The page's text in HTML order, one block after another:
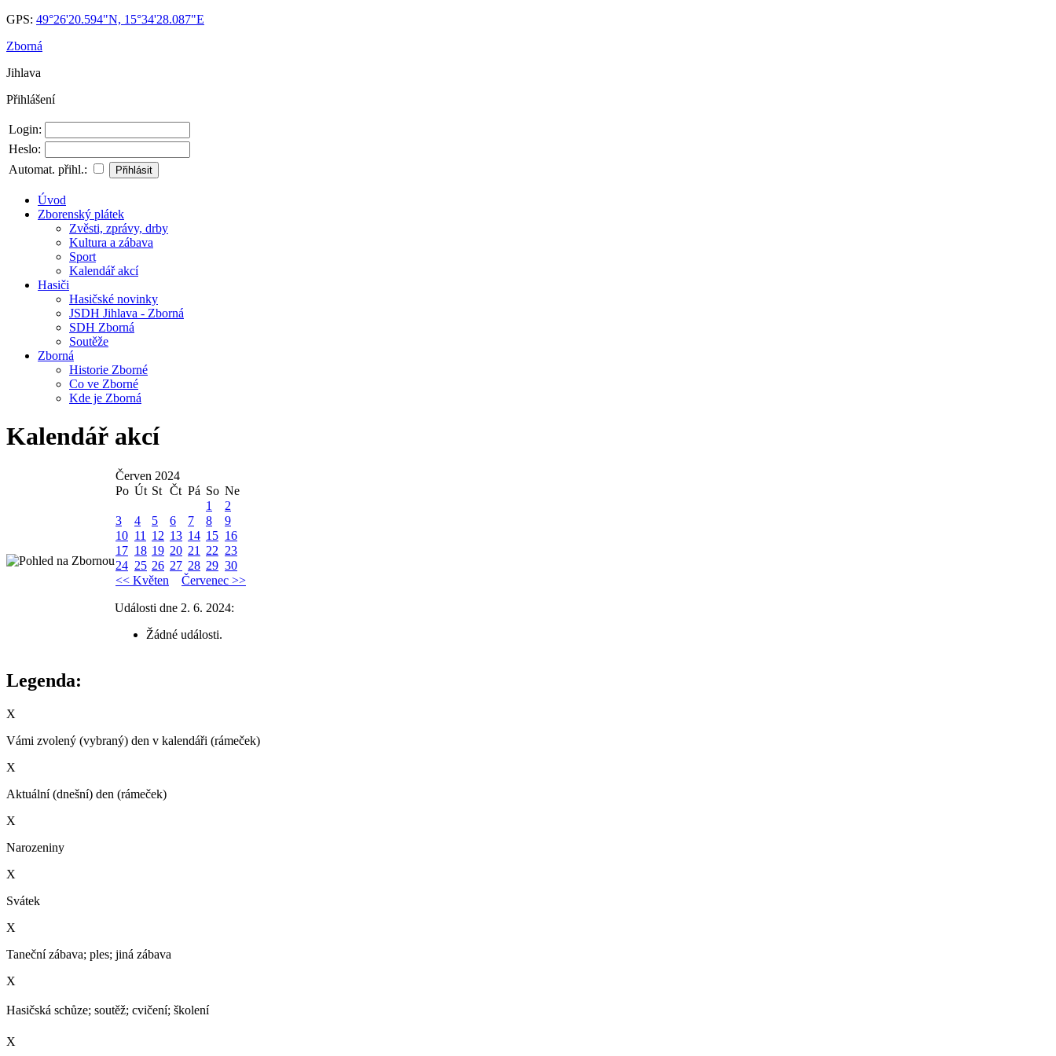
GPS: 49°26'20.594"N, 15°34'28.087"E
Zborná
Jihlava
Přihlášení
Login:
Heslo:
Automat. přihl.:
Úvod
Zborenský plátek
Zvěsti, zprávy, drby
Kultura a zábava
Sport
Kalendář akcí
Hasiči
Hasičské novinky
JSDH Jihlava - Zborná
SDH Zborná
Soutěže
Zborná
Historie Zborné
Co ve Zborné
Kde je Zborná
Kalendář akcí
Červen 2024
Po Út St Čt Pá So Ne
1
2
3
4 5 6 7 8
9
10 11 12 13 14 15 16
17 18 19 20 21 22 23
24 25 26 27 28 29 30
<< Květen
Červenec >>
Události dne 2. 6. 2024:
Žádné události.
Legenda:
X
Vámi zvolený (vybraný) den v kalendáři (rámeček)
X
Aktuální (dnešní) den (rámeček)
X
Narozeniny
X
Svátek
X
Taneční zábava; ples; jiná zábava
X
Hasičská schůze; soutěž; cvičení; školení­
X